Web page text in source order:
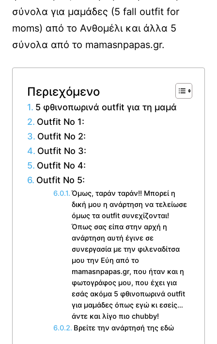
σύνολα για μαμάδες (5 fall outfit for
moms) από το Ανθομέλι και άλλα 5
σύνολα από το mamasnpapas.gr.
Περιεχόμενο
5 φθινοπωρινά outfit για τη μαμά
Outfit No 1:
Outfit No 2:
Outfit No 3:
Outfit No 4:
Outfit No 5:
Όμως, ταράν ταράν!! Μπορεί η
δική μου η ανάρτηση να τελείωσε
όμως τα outfit συνεχίζονται!
Όπως σας είπα στην αρχή η
ανάρτηση αυτή έγινε σε
συνεργασία με την φιλεναδίτσα
μου την Εύη από το
mamasnpapas.gr, που ήταν και η
φωτογράφος μου, που έχει για
εσάς ακόμα 5 φθινοπωρινά outfit
για μαμάδες όπως εγώ κι εσείς…
άντε και λίγο πιο chubby!
Βρείτε την ανάρτησή της εδώ